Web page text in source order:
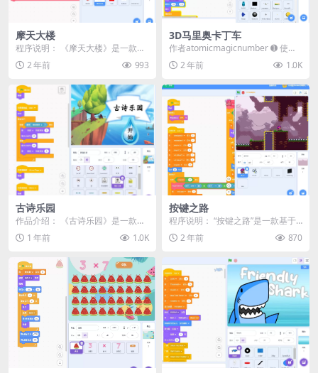
摩天大楼
程序说明： 《摩天大楼》是一款使
用Scratch平台制作的挑战类小游
戏。在游戏中...
2 年前 993
3D马里奥卡丁车
作者atomicmagicnumber ➊ 使用
箭头键、WASD键或移动设备！ ...
2 年前 1.0K
古诗乐园
作品介绍： 《古诗乐园》是一款结
合Scratch编程和古诗学习的互动作
品，包含三...
1 年前 1.0K
按键之路
程序说明： “按键之路”是一款基于S
cratch平台开发的简单小游戏。玩
家通过按...
2 年前 870